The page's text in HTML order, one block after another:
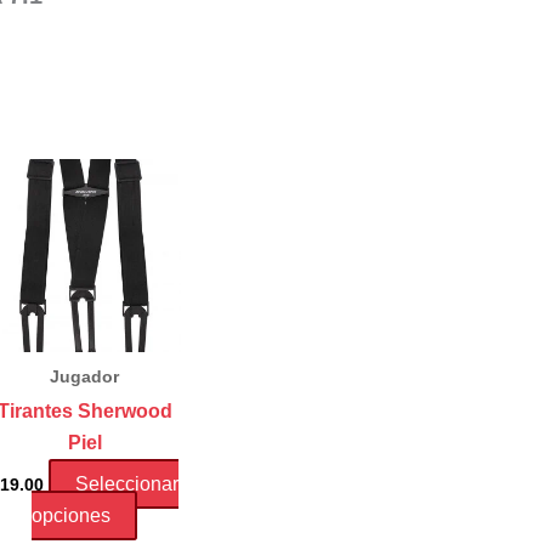
Jugador
Sherwood
Piel
19.00
Seleccionar
opciones
Este